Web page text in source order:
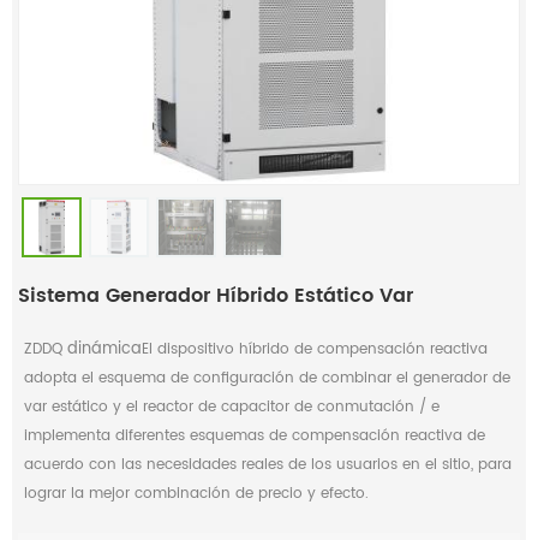
Sistema Generador Híbrido Estático Var
ZDDQ dinámicaEl dispositivo híbrido de compensación reactiva
adopta el esquema de configuración de combinar el generador de
var estático y el reactor de capacitor de conmutación / e
implementa diferentes esquemas de compensación reactiva de
acuerdo con las necesidades reales de los usuarios en el sitio, para
lograr la mejor combinación de precio y efecto.